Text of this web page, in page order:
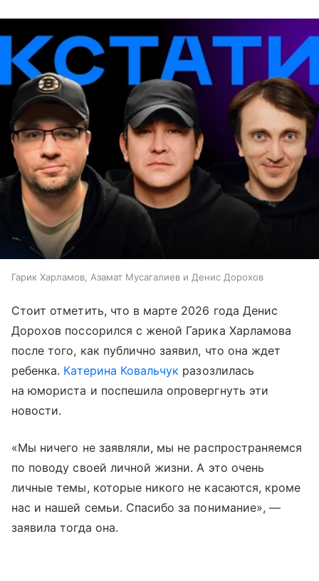
Гарик Харламов, Азамат Мусагалиев и Денис Дорохов
Стоит отметить, что в марте 2026 года Денис
Дорохов поссорился с женой Гарика Харламова
после того, как публично заявил, что она ждет
ребенка. Катерина Ковальчук разозлилась
на юмориста и поспешила опровергнуть эти
новости.
«Мы ничего не заявляли, мы не распространяемся
по поводу своей личной жизни. А это очень
личные темы, которые никого не касаются, кроме
нас и нашей семьи. Спасибо за понимание», —
заявила тогда она.